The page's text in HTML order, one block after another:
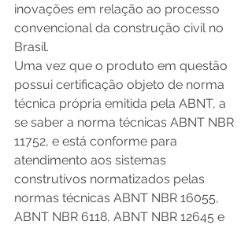
inovações em relação ao processo
convencional da construção civil no
Brasil.
Uma vez que o produto em questão
possui certificação objeto de norma
técnica própria emitida pela ABNT, a
se saber a norma técnicas ABNT NBR
11752, e está conforme para
atendimento aos sistemas
construtivos normatizados pelas
normas técnicas ABNT NBR 16055,
ABNT NBR 6118, ABNT NBR 12645 e